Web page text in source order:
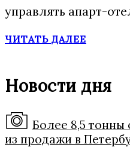
управлять апарт-
ЧИТАТЬ ДАЛЕЕ
Новости дня
Более 8,5 тонны
из продажи в